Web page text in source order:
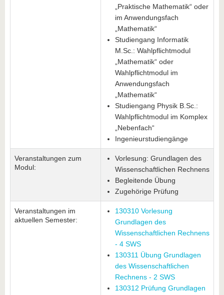
„Praktische Mathematik“ oder
im Anwendungsfach
„Mathematik“
Studiengang Informatik
M.Sc.: Wahlpflichtmodul
„Mathematik“ oder
Wahlpflichtmodul im
Anwendungsfach
„Mathematik“
Studiengang Physik B.Sc.:
Wahlpflichtmodul im Komplex
„Nebenfach“
Ingenieurstudiengänge
Veranstaltungen zum
Modul:
Vorlesung: Grundlagen des
Wissenschaftlichen Rechnens
Begleitende Übung
Zugehörige Prüfung
Veranstaltungen im
aktuellen Semester:
130310 Vorlesung
Grundlagen des
Wissenschaftlichen Rechnens
- 4 SWS
130311 Übung Grundlagen
des Wissenschaftlichen
Rechnens - 2 SWS
130312 Prüfung Grundlagen